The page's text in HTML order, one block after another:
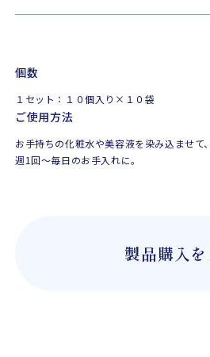
個数
１セット：１０個入り×１０袋
ご使用方法
お手持ちの化粧水や美容液を染み込ませて
週1回〜毎日のお手入れに。
製品購入